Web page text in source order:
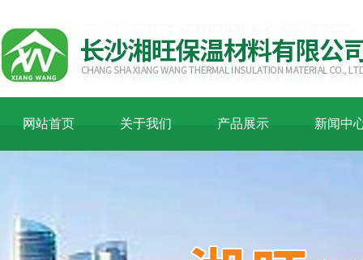
网站首页 关于我们 产品展示 新闻中